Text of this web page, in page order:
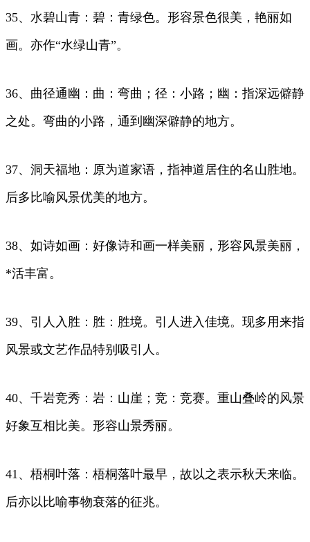
35、水碧山青：碧：青绿色。形容景色很美，艳丽如
画。亦作“水绿山青”。
36、曲径通幽：曲：弯曲；径：小路；幽：指深远僻静
之处。弯曲的小路，通到幽深僻静的地方。
37、洞天福地：原为道家语，指神道居住的名山胜地。
后多比喻风景优美的地方。
38、如诗如画：好像诗和画一样美丽，形容风景美丽，
*活丰富。
39、引人入胜：胜：胜境。引人进入佳境。现多用来指
风景或文艺作品特别吸引人。
40、千岩竞秀：岩：山崖；竞：竞赛。重山叠岭的风景
好象互相比美。形容山景秀丽。
41、梧桐叶落：梧桐落叶最早，故以之表示秋天来临。
后亦以比喻事物衰落的征兆。